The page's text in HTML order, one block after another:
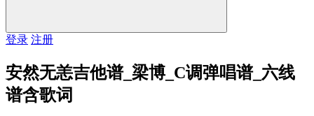
登录 注册
安然无恙吉他谱_梁博_C调弹唱谱_六线
谱含歌词